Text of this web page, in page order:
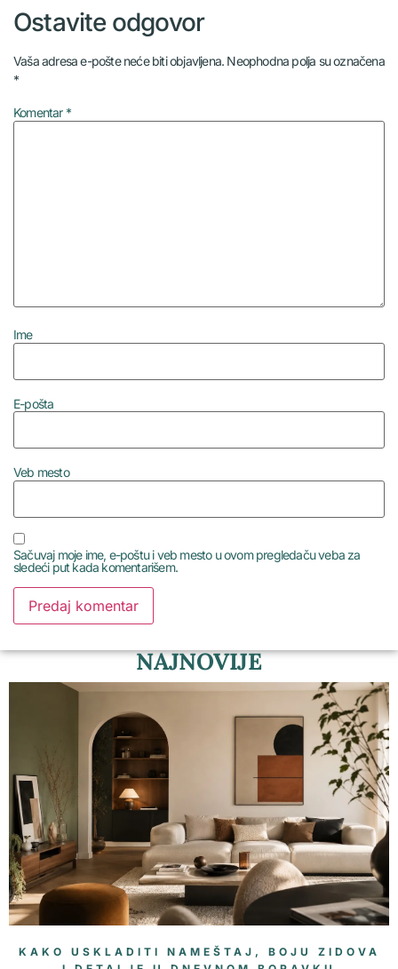
Ostavite odgovor
Vaša adresa e-pošte neće biti objavljena. Neophodna polja su označena
*
Komentar *
Ime
E-pošta
Veb mesto
Sačuvaj moje ime, e-poštu i veb mesto u ovom pregledaču veba za
sledeći put kada komentarišem.
NAJNOVIJE
KAKO USKLADITI NAMEŠTAJ, BOJU ZIDOVA